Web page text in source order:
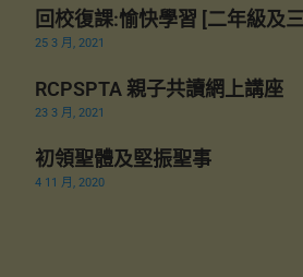
回校復課:愉快學習 [二年級及
25 3 月, 2021
RCPSPTA 親子共讀網上講座
23 3 月, 2021
初領聖體及堅振聖事
4 11 月, 2020